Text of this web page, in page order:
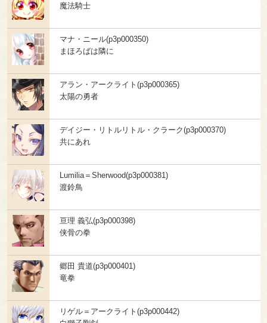
魔法騎士
マナ・ニール(p3p000350)
まほろばは隣に
アラン・アークライト(p3p000365)
太陽の勇者
デイジー・リトルリトル・クラーク(p3p000370)
共にあれ
Lumilia＝Sherwood(p3p000381)
渡鈴鳥
亘理 義弘(p3p000398)
侠骨の拳
郷田 貴道(p3p000401)
竜拳
リゲル＝アークライト(p3p000442)